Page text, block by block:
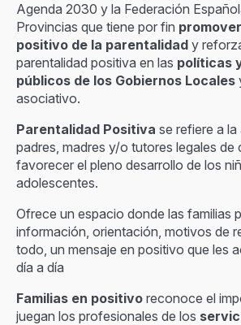
Agenda 2030 y la Federación
Provincias que tiene por fin
positivo de la parentalidad y
parentalidad positiva en las políticas
públicos de los Gobiernos Locales
asociativo.
Parentalidad Positiva se refiere a
padres, madres y/o tutores legales de
favorecer el pleno desarrollo de los
adolescentes.
Ofrece un espacio donde las familias
información, orientación, motivos de
todo, un mensaje en positivo que les
día a día
Familias en positivo reconoce el
juegan los profesionales de los